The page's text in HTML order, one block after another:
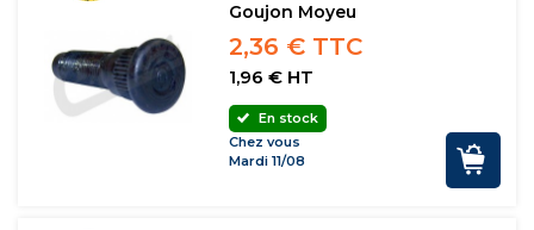
Goujon Moyeu
2,36 € TTC
1,96 € HT
En stock
Chez vous
Mardi 11/08